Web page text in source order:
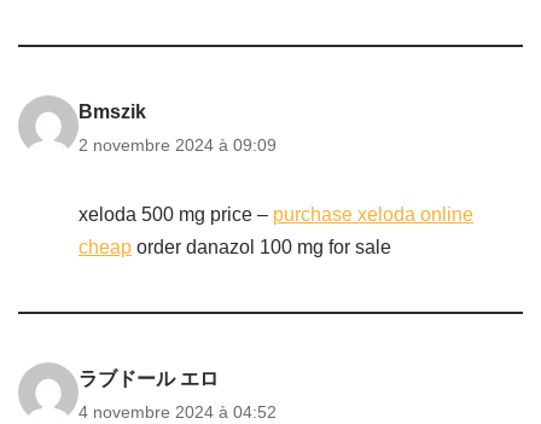
Bmszik
2 novembre 2024 à 09:09
xeloda 500 mg price – purchase xeloda online
cheap order danazol 100 mg for sale
ラブドール エロ
4 novembre 2024 à 04:52